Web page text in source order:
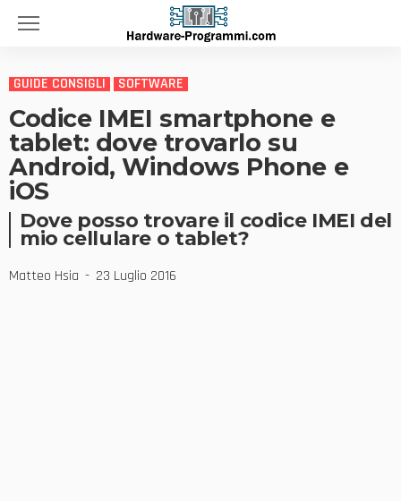
GUIDE CONSIGLI SOFTWARE
Codice IMEI smartphone e
tablet: dove trovarlo su
Android, Windows Phone e
iOS
Dove posso trovare il codice IMEI del
mio cellulare o tablet?
Matteo Hsia 23 Luglio 2016